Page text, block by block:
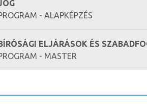
- ALAPKÉPZÉS
ELJÁRÁSOK ÉS
- MASTER